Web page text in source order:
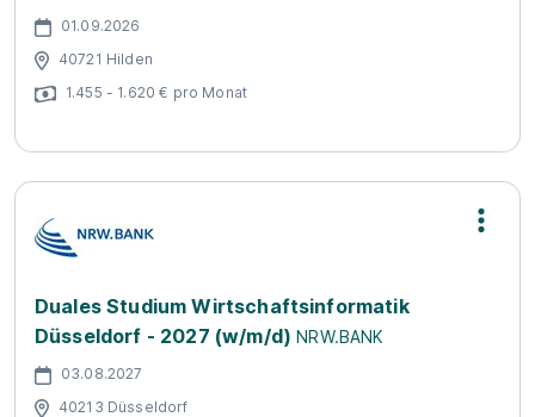
01.09.2026
40721 Hilden
1.455 - 1.620 € pro Monat
Duales Studium Wirtschaftsinformatik
Düsseldorf - 2027 (w/m/d) NRW.BANK
03.08.2027
40213 Düsseldorf